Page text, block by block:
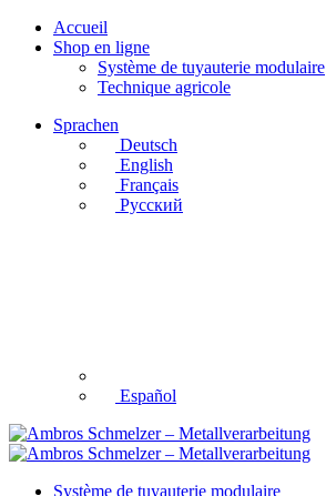
Accueil
Shop en ligne
Système de tuyauterie modulaire
Technique agricole
Sprachen
Deutsch
English
Français
Русский
Español
Système de tuyauterie modulaire